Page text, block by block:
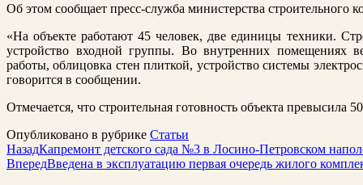
Об этом сообщает пресс-служба министерства строительного
«На объекте работают 45 человек, две единицы техники.
устройство входной группы. Во внутренних помещениях
работы, облицовка стен плиткой, устройство системы
говорится в сообщении.
Отмечается, что строительная готовность объекта превысила
Опубликовано в рубрике Статьи
НазадКапремонт детского сада №3 в Лосино-Петровском
ВпередВведена в эксплуатацию первая очередь жилого